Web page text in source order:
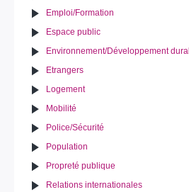
Emploi/Formation
Espace public
Environnement/Développement
Etrangers
Logement
Mobilité
Police/Sécurité
Population
Propreté publique
Relations internationales